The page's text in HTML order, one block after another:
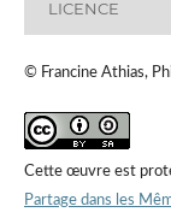
LICENCE
© Francine Athias,
Cette œuvre est
Partage dans les